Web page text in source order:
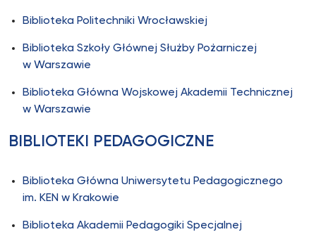
Biblioteka Politechniki Wrocławskiej
Biblioteka Szkoły Głównej Służby Pożarniczej
w Warszawie
Biblioteka Główna Wojskowej Akademii Technicznej
w Warszawie
BIBLIOTEKI PEDAGOGICZNE
Biblioteka Główna Uniwersytetu Pedagogicznego
im. KEN w Krakowie
Biblioteka Akademii Pedagogiki Specjalnej